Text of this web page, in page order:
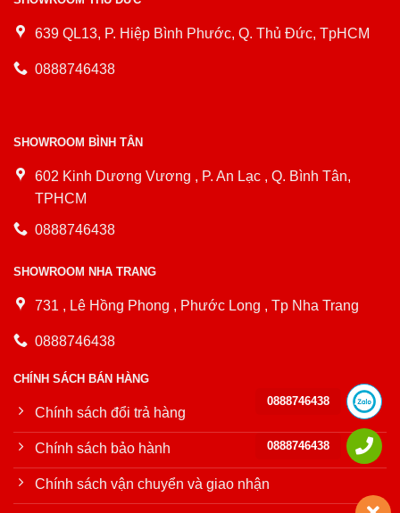
639 QL13, P. Hiệp Bình Phước, Q. Thủ Đức, TpHCM
0888746438
SHOWROOM BÌNH TÂN
602 Kinh Dương Vương , P. An Lạc , Q. Bình Tân,
TPHCM
0888746438
SHOWROOM NHA TRANG
731 , Lê Hồng Phong , Phước Long , Tp Nha Trang
0888746438
CHÍNH SÁCH BÁN HÀNG
Chính sách đổi trả hàng
Chính sách bảo hành
Chính sách vận chuyển và giao nhận
0888746438
0888746438